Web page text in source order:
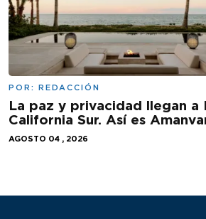
POR: REDACCIÓN
La paz y privacidad llegan a
California Sur. Así es
AGOSTO 04 , 2026